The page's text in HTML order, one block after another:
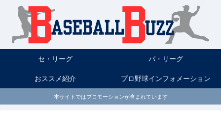
セ・リーグ パ・リーグ
おススメ紹介 プロ野球インフォメーション
本サイトではプロモーションが含まれています